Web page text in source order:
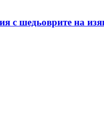
с шедьоврите на